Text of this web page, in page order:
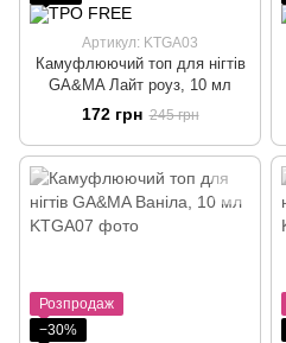
Артикул: KTGA03
Камуфлюючий топ для нігтів
GA&MA Лайт роуз, 10 мл
172 грн 245 грн
Розпродаж
−30%